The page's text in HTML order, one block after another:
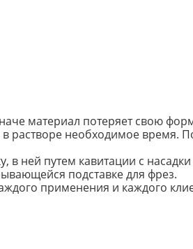
материал потеряет свою
растворе необходимое время.
ней путем кавитации с насадки
подставке для фрез.
применения и каждого